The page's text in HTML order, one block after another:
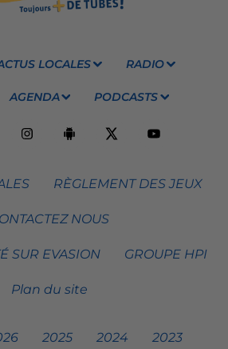
LOCALES RADIO
AGENDA PODCASTS
RÈGLEMENT DES JEUX
NOUS
SUR EVASION GROUPE HPI
Plan du site
2025 2024 2023